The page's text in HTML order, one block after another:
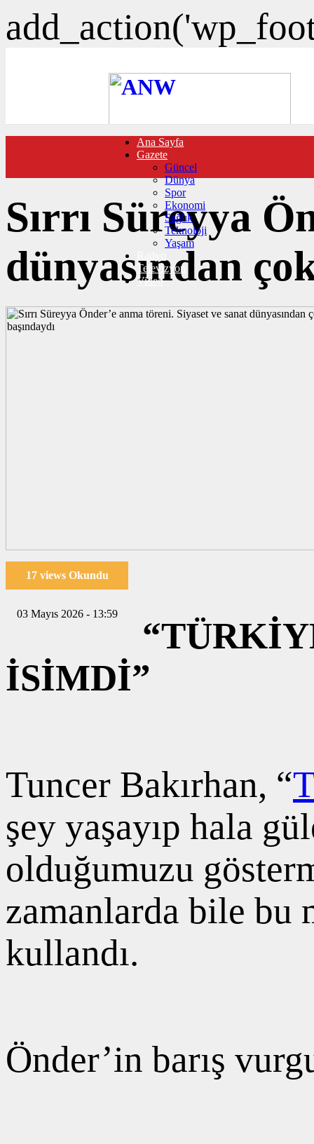
FOTO GALERİ
VIDEO GALERİ
TRAFİK DURUMU
NÖBETÇİ ECZANELER
CANLI SONUÇLAR
HABER GÖNDER
BURÇLAR
İLETİŞİM
Ana Sayfa
Gazete
Güncel
Dünya
Spor
Ekonomi
Sağlık
Teknoloji
Yaşam
Televizyon
Video
Sırrı Süreyya
dünyasından
17 views Okundu
03 Mayıs 2026 - 13:59
İSİMDİ”
Tuncer Bakırhan, “
şey yaşayıp hala
olduğumuzu
zamanlarda bile bu
kullandı.
Önder’in barış